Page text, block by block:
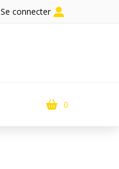
Se connecter
0